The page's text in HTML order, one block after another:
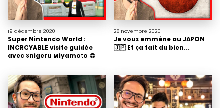
19 décembre 2020
Super Nintendo World :
INCROYABLE visite guidée
avec Shigeru Miyamoto 😍
28 novembre 2020
Je vous emmène au JAPON
🇯🇵 Et ça fait du bien...